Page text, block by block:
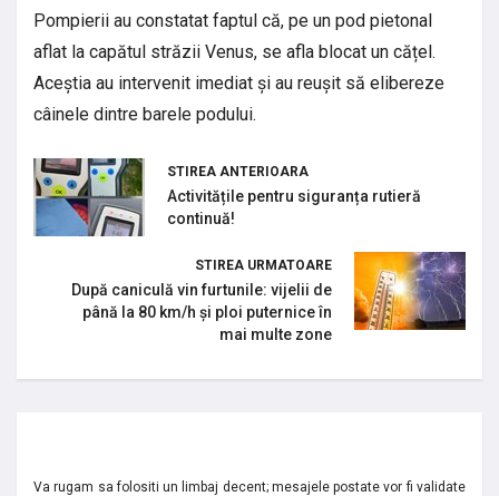
Pompierii au constatat faptul că, pe un pod pietonal
aflat la capătul străzii Venus, se afla blocat un cățel.
Aceștia au intervenit imediat și au reușit să elibereze
câinele dintre barele podului.
STIREA ANTERIOARA
Activitățile pentru siguranța rutieră
continuă!
STIREA URMATOARE
După caniculă vin furtunile: vijelii de
până la 80 km/h și ploi puternice în
mai multe zone
Va rugam sa folositi un limbaj decent; mesajele postate vor fi validate